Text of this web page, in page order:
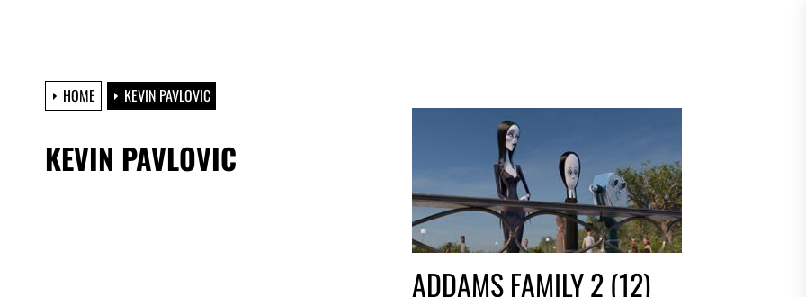
HOME KEVIN PAVLOVIC
KEVIN PAVLOVIC
ADDAMS FAMILY 2 (12)